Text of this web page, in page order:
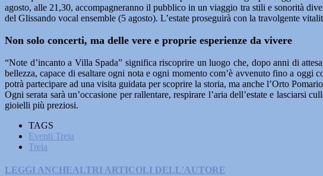
agosto, alle 21,30, accompagneranno il pubblico in un viaggio tra stili e sonorità
del Glissando vocal ensemble (5 agosto). L’estate proseguirà con la travolgente
Non solo concerti, ma delle vere e proprie esperienze da vivere
“Note d’incanto a Villa Spada” significa riscoprire un luogo che, dopo anni di
bellezza, capace di esaltare ogni nota e ogni momento com’è avvenuto fino a oggi
potrà partecipare ad una visita guidata per scoprire la storia, ma anche l’Orto
Ogni serata sarà un’occasione per rallentare, respirare l’aria dell’estate e lasciarsi
gioielli più preziosi.
TAGS
Eventi Treia
Treia
LEGGI ANCHEALTRI ARTICOLI DELL'AUTORE